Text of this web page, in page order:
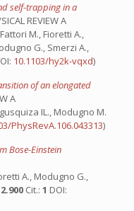
self-trapping in a
REVIEW A
M., Fioretti A.,
G., Smerzi A.,
10.1103/hy2k-vqxd)
of an elongated
A
IL., Modugno M.
PhysRevA.106.043313)
Bose-Einstein
A., Modugno G.,
2.900 Cit.: 1 DOI: